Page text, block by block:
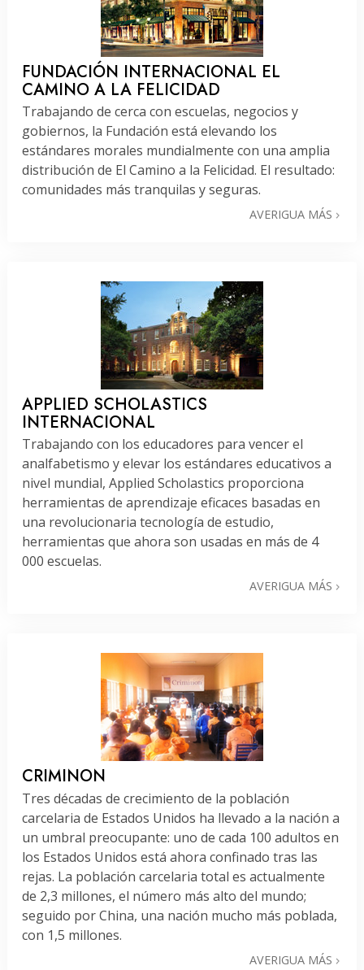
FUNDACIÓN INTERNACIONAL EL
CAMINO A LA FELICIDAD
Trabajando de cerca con escuelas, negocios y
gobiernos, la Fundación está elevando los
estándares morales mundialmente con una amplia
distribución de El Camino a la Felicidad. El resultado:
comunidades más tranquilas y seguras.
AVERIGUA MÁS
APPLIED SCHOLASTICS
INTERNACIONAL
Trabajando con los educadores para vencer el
analfabetismo y elevar los estándares educativos a
nivel mundial, Applied Scholastics proporciona
herramientas de aprendizaje eficaces basadas en
una revolucionaria tecnología de estudio,
herramientas que ahora son usadas en más de 4
000 escuelas.
AVERIGUA MÁS
CRIMINON
Tres décadas de crecimiento de la población
carcelaria de Estados Unidos ha llevado a la nación a
un umbral preocupante: uno de cada 100 adultos en
los Estados Unidos está ahora confinado tras las
rejas. La población carcelaria total es actualmente
de 2,3 millones, el número más alto del mundo;
seguido por China, una nación mucho más poblada,
con 1,5 millones.
AVERIGUA MÁS